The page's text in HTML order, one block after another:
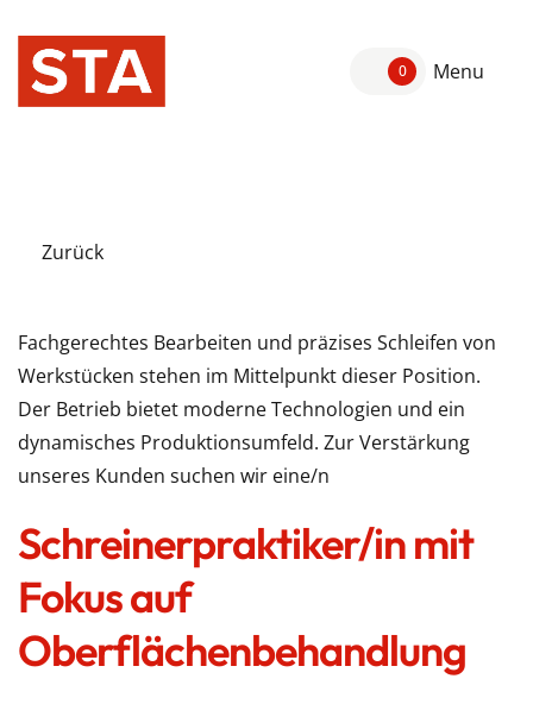
0 Menu
Zurück
Fachgerechtes Bearbeiten und präzises Schleifen von
Werkstücken stehen im Mittelpunkt dieser Position.
Der Betrieb bietet moderne Technologien und ein
dynamisches Produktionsumfeld. Zur Verstärkung
unseres Kunden suchen wir eine/n
Schreinerpraktiker/in mit
Fokus auf
Oberflächenbehandlung